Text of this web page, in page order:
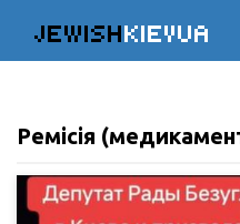
JEWISHKIEVUA
Ремісія